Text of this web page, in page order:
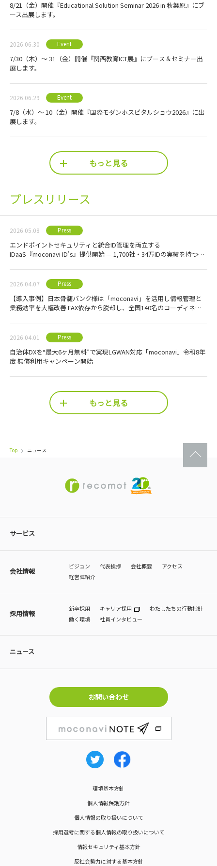
8/21（金）開催『Educational Solution Seminar 2026 in 秋葉原』にブ
ース出展します。
2026.06.30 Event
7/30（木）～ 31（金）開催『関西教育ICT展』にブース＆セミナー出
展します。
2026.06.29 Event
7/8（水）～ 10（金）開催『国際モダンホスピタルショウ2026』に出
展します。
もっと見る
プレスリリース
2026.05.08 Press
エンドポイントセキュリティと統合ID管理を両立する
IDaaS『moconavi ID’s』提供開始 — 1,700社・34万IDの実績を持つ
2026.04.07 Press
【導入事例】日本骨髄バンク様は「moconavi」を活用し情報管理と
業務効率を大幅改善 FAX依存から脱却し、全国140名のコーディネー
2026.04.01 Press
自治体DXを“最大6ヶ月無料”で実現LGWAN対応「moconavi」令和8年
度 無償利用キャンペーン開始
もっと見る
Top ニュース
サービス
会社情報
ビジョン 代表挨拶 会社概要
アクセス
経営陣紹介
採用情報
新卒採用 キャリア採用
わたしたちの行動指針
働く環境
社員インタビュー
ニュース
環境基本方針
個人情報保護方針
個人情報の取り扱いについて
採用選考に関する個人情報の取り扱いについて
情報セキュリティ基本方針
反社会勢力に対する基本方針
お問い合わせ